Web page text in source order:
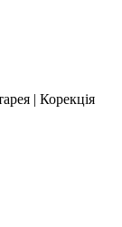
| Корекція